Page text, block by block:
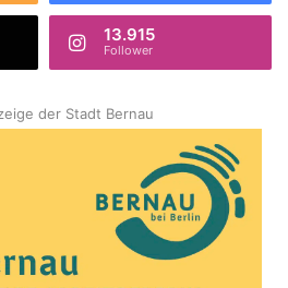
13.915
Follower
der Stadt Bernau